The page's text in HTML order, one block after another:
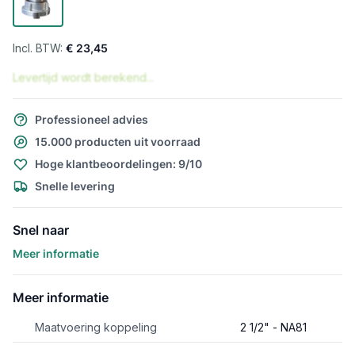
€ 23,45
Levertijd wordt berekend...
Professioneel advies
15.000 producten uit voorraad
Hoge klantbeoordelingen: 9/10
Snelle levering
Snel naar
Meer informatie
Meer informatie
Maatvoering koppeling 2 1/2" - NA81